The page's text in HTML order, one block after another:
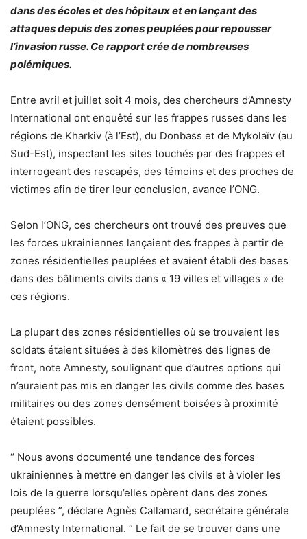
dans des écoles et des hôpitaux et en lançant des
attaques depuis des zones peuplées pour repousser
l’invasion russe. Ce rapport crée de nombreuses
polémiques.
Entre avril et juillet soit 4 mois, des chercheurs d’Amnesty
International ont enquêté sur les frappes russes dans les
régions de Kharkiv (à l’Est), du Donbass et de Mykolaïv (au
Sud-Est), inspectant les sites touchés par des frappes et
interrogeant des rescapés, des témoins et des proches de
victimes afin de tirer leur conclusion, avance l’ONG.
Selon l’ONG, ces chercheurs ont trouvé des preuves que
les forces ukrainiennes lançaient des frappes à partir de
zones résidentielles peuplées et avaient établi des bases
dans des bâtiments civils dans « 19 villes et villages » de
ces régions.
La plupart des zones résidentielles où se trouvaient les
soldats étaient situées à des kilomètres des lignes de
front, note Amnesty, soulignant que d’autres options qui
n’auraient pas mis en danger les civils comme des bases
militaires ou des zones densément boisées à proximité
étaient possibles.
“ Nous avons documenté une tendance des forces
ukrainiennes à mettre en danger les civils et à violer les
lois de la guerre lorsqu’elles opèrent dans des zones
peuplées ”, déclare Agnès Callamard, secrétaire générale
d’Amnesty International. “ Le fait de se trouver dans une